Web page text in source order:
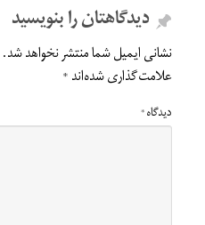
دیدگاهتان را بنویسید
نشانی ایمیل شما منتشر نخواهد شد.
علامت‌گذاری شده‌اند*
دیدگاه*